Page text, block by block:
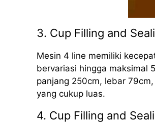
3. Cup Filling and
Mesin 4 line memiliki
bervariasi hingga maksimal
panjang 250cm, lebar
yang cukup luas.
4. Cup Filling and